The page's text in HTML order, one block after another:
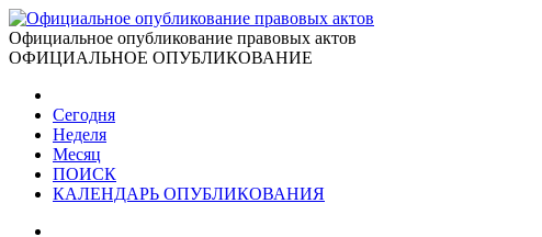
Официальное опубликование правовых актов
ОФИЦИАЛЬНОЕ ОПУБЛИКОВАНИЕ
Сегодня
Неделя
Месяц
ПОИСК
КАЛЕНДАРЬ ОПУБЛИКОВАНИЯ